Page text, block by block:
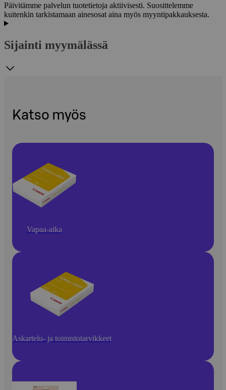
Päivitämme palvelun tuotetietoja aktiivisesti. Suosittelemme
kuitenkin tarkistamaan ainesosat aina myös myyntipakkauksesta.
Sijainti myymälässä
Katso myös
Vapaa-aika
Askartelu- ja toimistotarvikkeet